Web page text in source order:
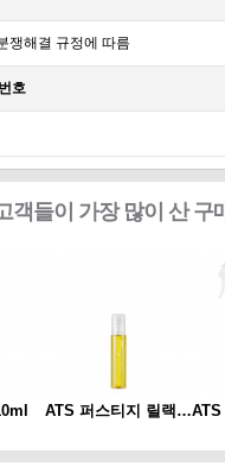
쟁해결 규정에 따름
호
객들이 가장 많이 산 구
ATS 퍼스티지 릴랙싱 스파오일 10ml